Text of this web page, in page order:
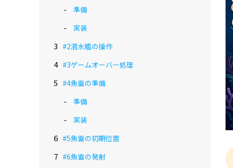
準備
実装
#2潜水艦の操作
#3ゲームオーバー処理
#4魚雷の準備
準備
実装
#5魚雷の初期位置
#6魚雷の発射